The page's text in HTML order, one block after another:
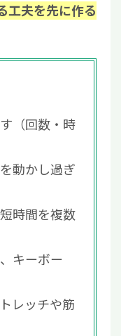
工夫を先に作る
（回数・時
動かし過ぎ
時間を複数
キーボー
レッチや筋